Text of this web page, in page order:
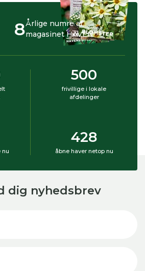
Årlige numre af
magasinet HAVEN
8
500
frivillige i lokale
afdelinger
nu
428
åbne haver netop nu
dig nyhedsbrev